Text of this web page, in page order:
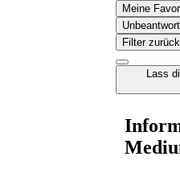
Meine
Filter
Lass